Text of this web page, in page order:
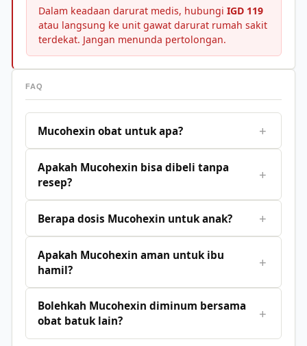
Dalam keadaan darurat medis, hubungi IGD 119
atau langsung ke unit gawat darurat rumah sakit
terdekat. Jangan menunda pertolongan.
FAQ
Mucohexin obat untuk apa? +
Apakah Mucohexin bisa dibeli tanpa
resep?
+
Berapa dosis Mucohexin untuk anak? +
Apakah Mucohexin aman untuk ibu
hamil?
+
Bolehkah Mucohexin diminum bersama
obat batuk lain?
+